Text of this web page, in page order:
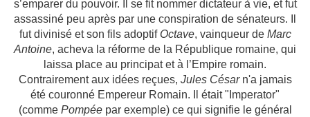
s’emparer du pouvoir. Il se fit nommer dictateur à vie, et fut
assassiné peu après par une conspiration de sénateurs. Il
fut divinisé et son fils adoptif Octave, vainqueur de Marc
Antoine, acheva la réforme de la République romaine, qui
laissa place au principat et à l’Empire romain.
Contrairement aux idées reçues, Jules Césarn'a jamais
été couronné Empereur Romain. Il était "Imperator"
(comme Pompéepar exemple) ce qui signifie le général